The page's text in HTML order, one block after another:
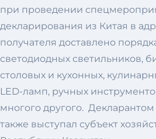
при проведении
декларирования из Китая в
получателя доставлено
светодиодных светильников,
столовых и кухонных,
LED-ламп, ручных
многого другого.
также выступал субъект